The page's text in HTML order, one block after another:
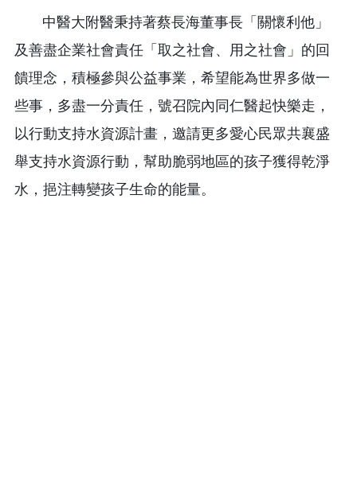
中醫大附醫秉持著蔡長海董事長「關懷利他」
及善盡企業社會責任「取之社會、用之社會」的回
饋理念，積極參與公益事業，希望能為世界多做一
些事，多盡一分責任，號召院內同仁醫起快樂走，
以行動支持水資源計畫，邀請更多愛心民眾共襄盛
舉支持水資源行動，幫助脆弱地區的孩子獲得乾淨
水，挹注轉變孩子生命的能量。